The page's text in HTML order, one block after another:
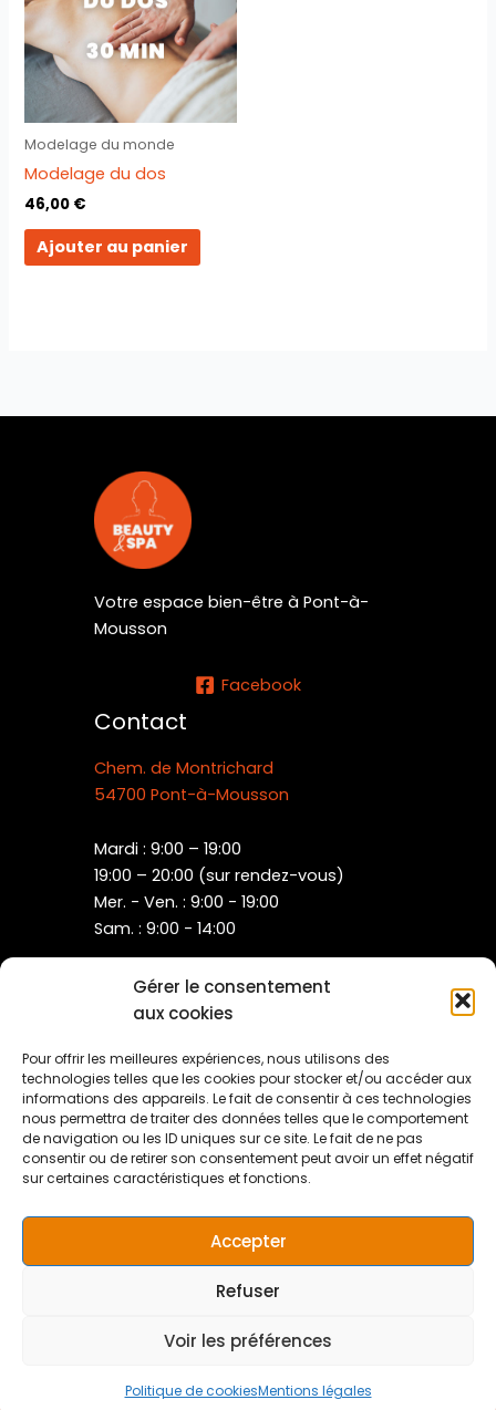
Gérer le consentement
aux cookies
Pour offrir les meilleures expériences, nous utilisons des
technologies telles que les cookies pour stocker et/ou accéder aux
informations des appareils. Le fait de consentir à ces technologies
nous permettra de traiter des données telles que le comportement
de navigation ou les ID uniques sur ce site. Le fait de ne pas
consentir ou de retirer son consentement peut avoir un effet négatif
sur certaines caractéristiques et fonctions.
Accepter
Refuser
Voir les préférences
Politique de cookiesMentions légales
envoyé sous forme de facture et doit être personnalisé par
mois.Ignorer
Modelage du monde
Modelage du dos
46,00 €
Ajouter au panier
Votre espace bien-être à Pont-à-
Mousson
Facebook
Contact
Chem. de Montrichard
54700 Pont-à-Mousson
Mardi : 9:00 – 19:00
19:00 – 20:00 (sur rendez-vous)
Mer. - Ven. : 9:00 - 19:00
Sam. : 9:00 - 14:00
Toutes nos prestations
Carte cadeau
Mon compte
Mentions légales
Conditions Générales de Ventes
Politique de cookies (UE)
yesmarge